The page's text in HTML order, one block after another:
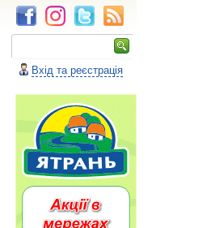
Вхід та реєстрація